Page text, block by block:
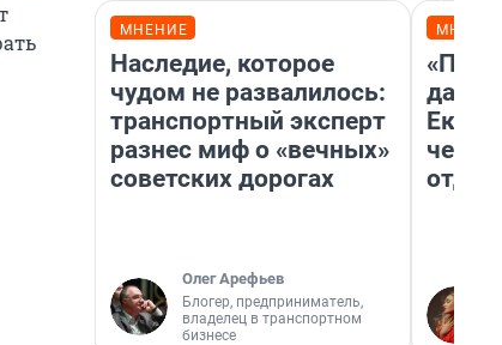
МНЕНИЕ
Наследие, которое
чудом не развалилось:
транспортный эксперт
разнес миф о «вечных»
советских дорогах
Олег Арефьев
Блогер, предприниматель,
владелец в транспортном
бизнесе
«Про
даже